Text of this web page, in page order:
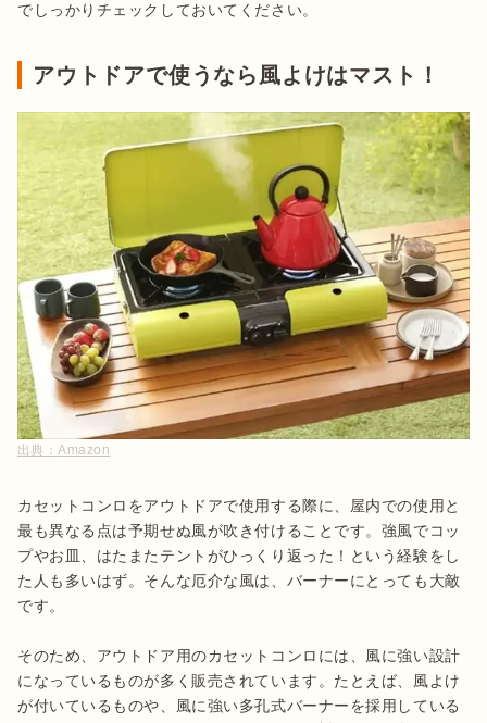
でしっかりチェックしておいてください。
アウトドアで使うなら風よけはマスト！
出典：Amazon
カセットコンロをアウトドアで使用する際に、屋内での使用と
最も異なる点は予期せぬ風が吹き付けることです。強風でコッ
プやお皿、はたまたテントがひっくり返った！という経験をし
た人も多いはず。そんな厄介な風は、バーナーにとっても大敵
です。
そのため、アウトドア用のカセットコンロには、風に強い設計
になっているものが多く販売されています。たとえば、風よけ
が付いているものや、風に強い多孔式バーナーを採用している